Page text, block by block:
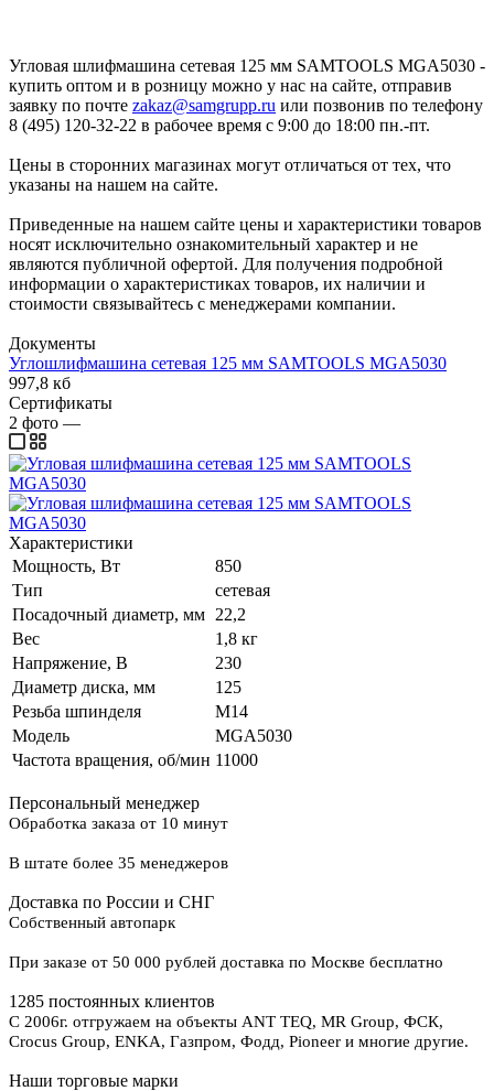
Угловая шлифмашина сетевая 125 мм SAMTOOLS MGA5030 -
купить оптом и в розницу можно у нас на сайте, отправив
заявку по почте zakaz@samgrupp.ru или позвонив по телефону
8 (495) 120-32-22 в рабочее время с 9:00 до 18:00 пн.-пт.
Цены в сторонних магазинах могут отличаться от тех, что
указаны на нашем на сайте.
Приведенные на нашем сайте цены и характеристики товаров
носят исключительно ознакомительный характер и не
являются публичной офертой. Для получения подробной
информации о характеристиках товаров, их наличии и
стоимости связывайтесь с менеджерами компании.
Документы
Углошлифмашина сетевая 125 мм SAMTOOLS MGA5030
997,8 кб
Сертификаты
2 фото —
Характеристики
Мощность, Вт
850
Тип
сетевая
Посадочный диаметр, мм 22,2
Вес
1,8 кг
Напряжение, В
230
Диаметр диска, мм
125
Резьба шпинделя
М14
Модель
MGA5030
Частота вращения, об/мин 11000
Персональный менеджер
Обработка заказа от 10 минут
В штате более 35 менеджеров
Доставка по России и СНГ
Собственный автопарк
При заказе от 50 000 рублей доставка по Москве бесплатно
1285 постоянных клиентов
С 2006г. отгружаем на объекты ANT TEQ, MR Group, ФСК,
Crocus Group, ENKA, Газпром, Фодд, Pioneer и многие другие.
Наши торговые марки